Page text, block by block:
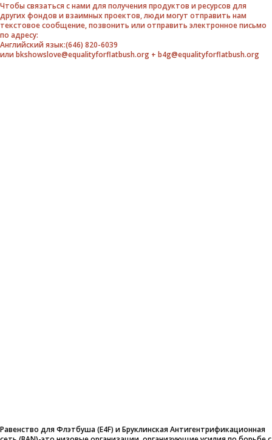
Чтобы связаться с нами для получения продуктов и ресурсов для
других фондов и взаимных проектов, люди могут отправить нам
текстовое сообщение, позвонить или отправить электронное письмо
по адресу:
Английский язык:(646) 820-6039
или bkshowslove@equalityforflatbush.org + b4g@equalityforflatbush.org
Равенство для Флэтбуша (E4F) и Бруклинская Антигентрификационная